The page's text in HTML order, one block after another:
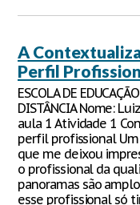
A
Perfil
ESCOLA DE
DISTÂNCIA Nome:
aula 1 Atividade 1
perfil profissional
que me deixou
o profissional da
panoramas são
esse profissional só